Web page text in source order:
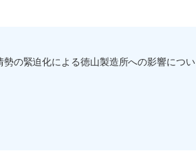
の緊迫化による徳山製造所への影響につい